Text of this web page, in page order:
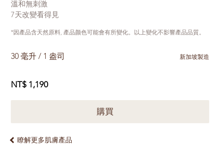
溫和無刺激
7天改變看得見
*因產品含天然原料, 產品颜色可能會有所變化。以上變化不影響產品品質。
30 毫升 / 1 盎司 新加坡製造
NT$ 1,190
購買
瞭解更多肌膚產品